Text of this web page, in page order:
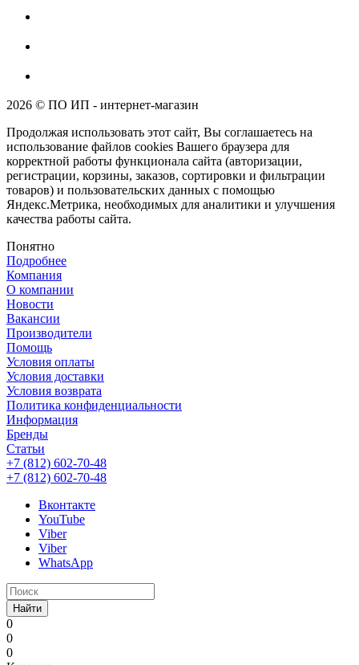
2026 © ПО ИП - интернет-магазин
Продолжая использовать этот сайт, Вы соглашаетесь на
использование файлов cookies Вашего браузера для
корректной работы функционала сайта (авторизации,
регистрации, корзины, заказов, сортировки и фильтрации
товаров) и пользовательских данных с помощью
Яндекс.Метрика, необходимых для аналитики и улучшения
качества работы сайта.
Понятно
Подробнее
Компания
О компании
Новости
Вакансии
Производители
Помощь
Условия оплаты
Условия доставки
Условия возврата
Политика конфиденциальности
Информация
Бренды
Статьи
+7 (812) 602-70-48
+7 (812) 602-70-48
Вконтакте
YouTube
Viber
Viber
WhatsApp
Найти
0
0
0